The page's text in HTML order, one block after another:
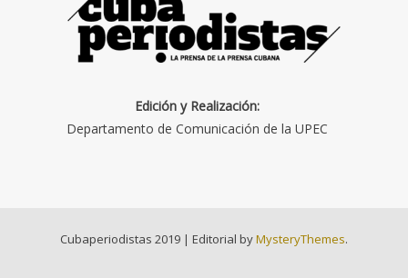
Edición y Realización:
Departamento de Comunicación de la UPEC
Cubaperiodistas 2019 | Editorial byMysteryThemes.